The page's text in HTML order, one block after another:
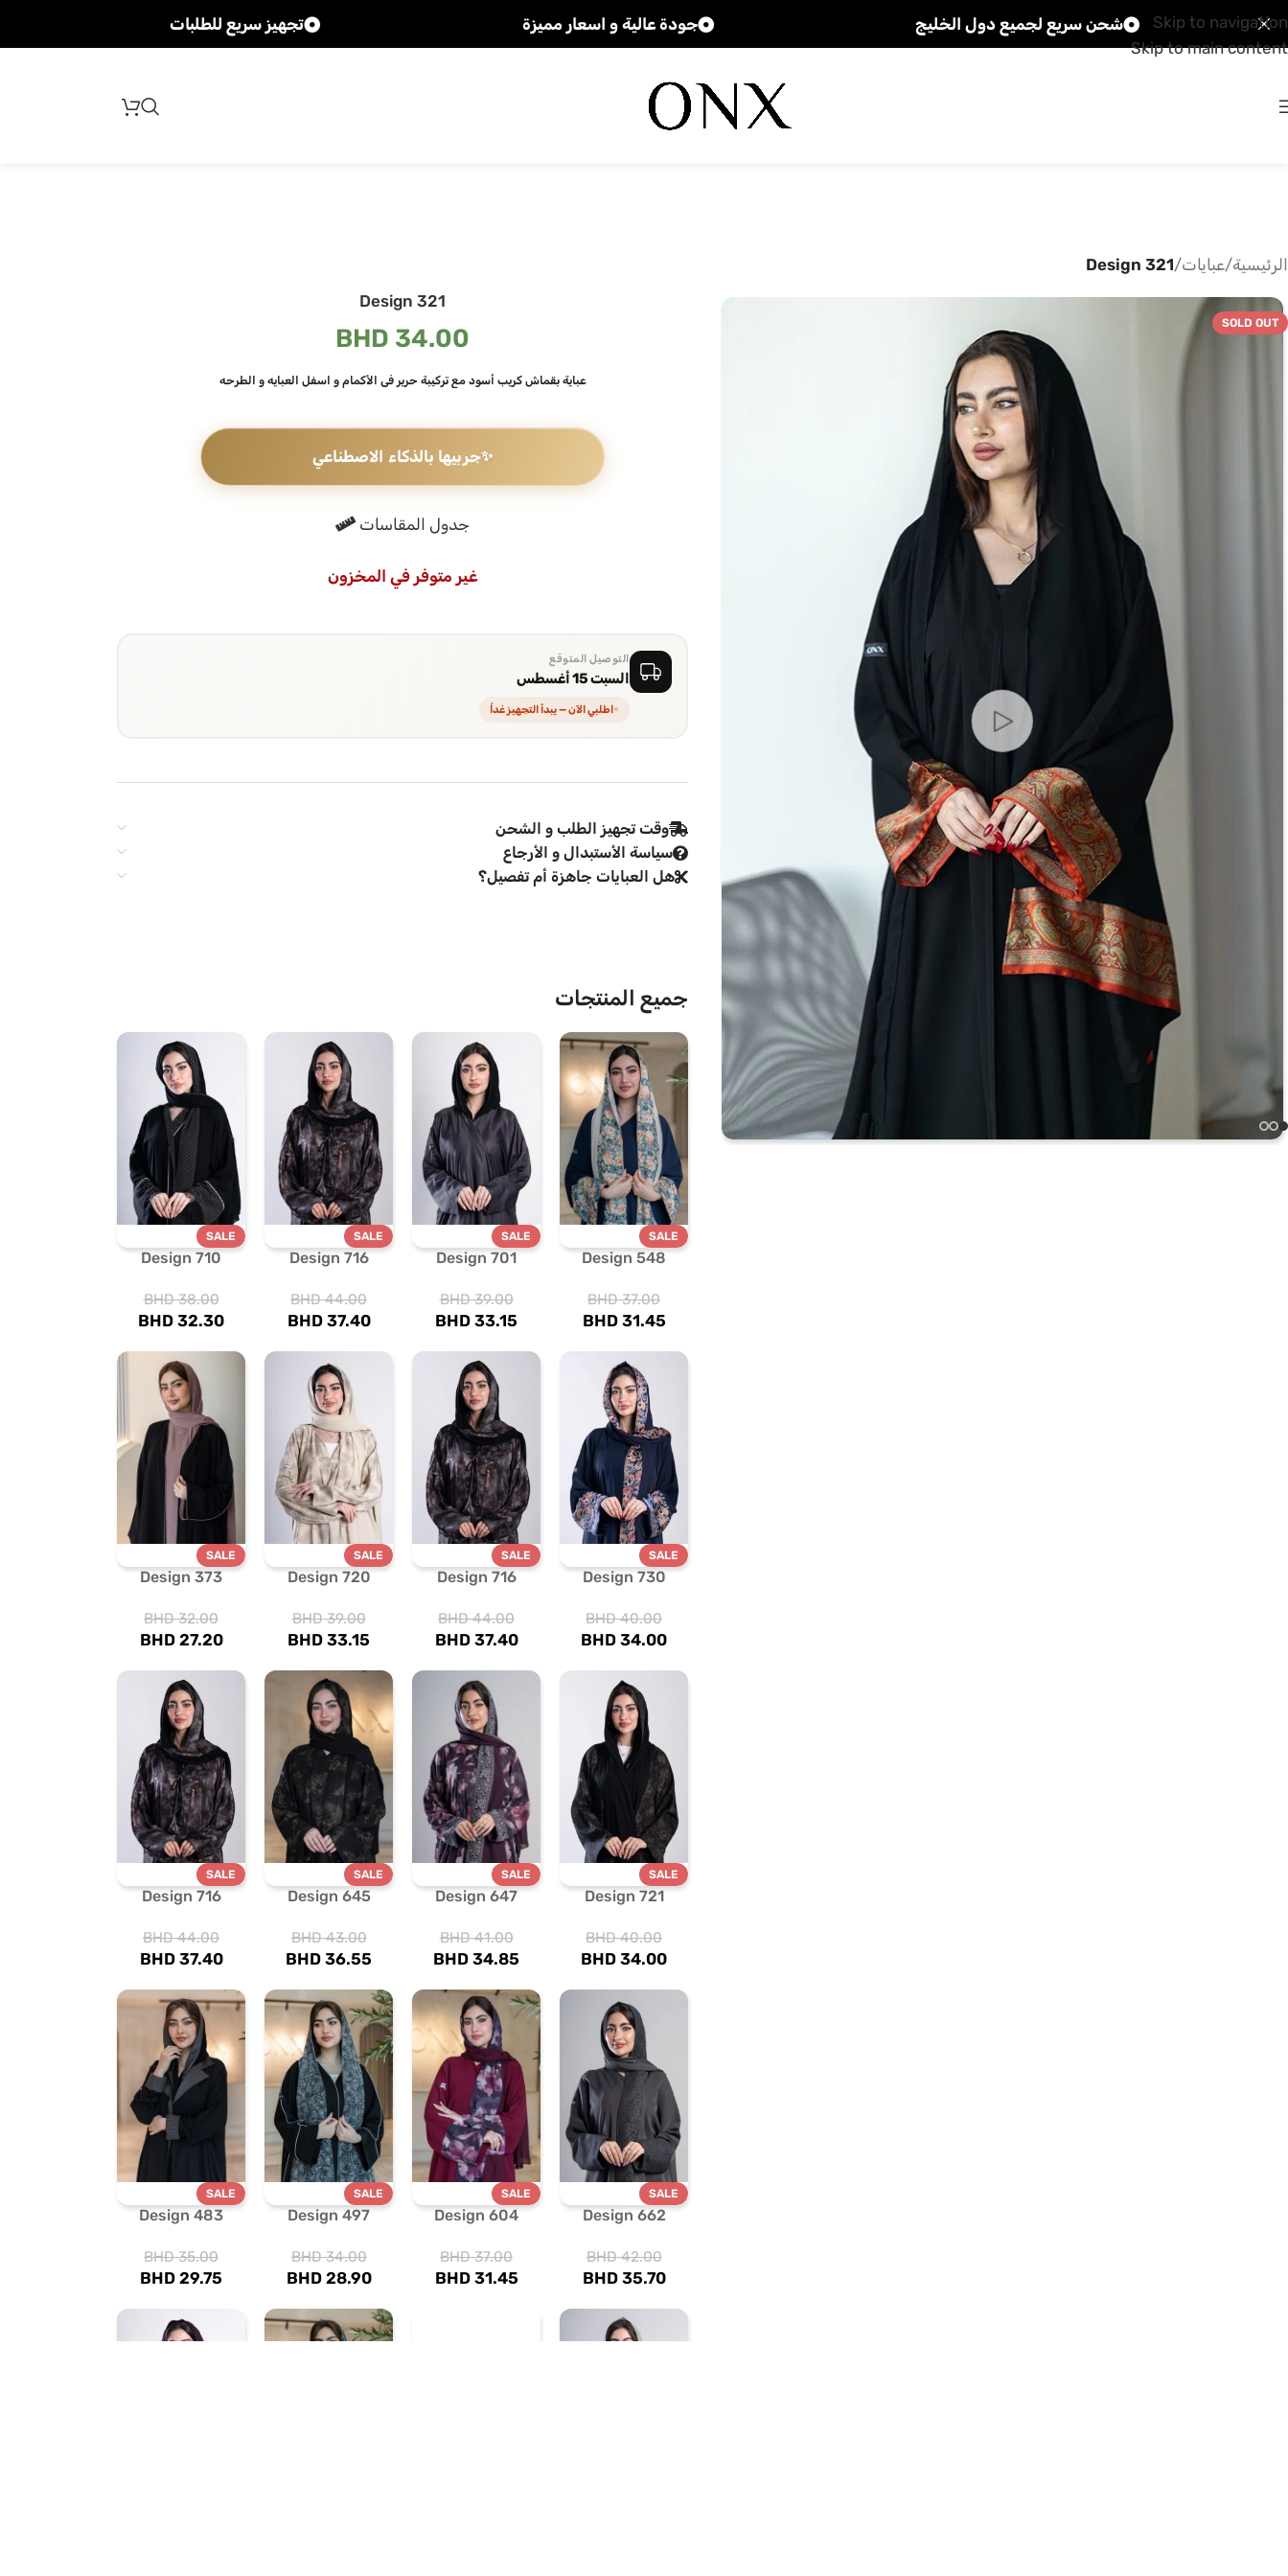
Skip to navigation
Skip to main content
تجهيز سريع للطلبات جودة عالية و اسعار مميزة شحن سريع لجميع دول الخليج
الرئيسية/عبايات/
Design 321
SOLD OUT
Design 321
BHD 34.00
عباية بقماش كريب أسود مع تركيبة حرير في الأكمام و اسفل العبايه و الطرحه
✨جربيها بالذكاء الاصطناعي
جدول المقاسات
غير متوفر في المخزون
التوصيل المتوقع
السبت 15 أغسطس
اطلبي الآن — يبدأ التجهيز غداً
وقت تجهيز الطلب و الشحن
سياسة الأستبدال و الأرجاع
هل العبايات جاهزة أم تفصيل؟
جميع المنتجات
SALE
Design 548
BHD37.00
BHD31.45
SALE
Design 701
BHD39.00
BHD 33.15
SALE
Design 716
BHD44.00
BHD37.40
SALE
Design 710
BHD38.00
BHD 32.30
SALE
Design 730
BHD40.00
BHD 34.00
SALE
Design 716
BHD44.00
BHD37.40
SALE
Design 720
BHD39.00
BHD 33.15
SALE
Design 373
BHD32.00
BHD27.20
SALE
Design 721
BHD40.00
BHD 34.00
SALE
Design 647
BHD41.00
BHD 34.85
SALE
Design 645
BHD43.00
BHD 36.55
SALE
Design 716
BHD44.00
BHD37.40
SALE
Design 662
BHD42.00
BHD35.70
SALE
Design 604
BHD37.00
BHD31.45
SALE
Design 497
BHD34.00
BHD28.90
SALE
Design 483
BHD35.00
BHD 29.75